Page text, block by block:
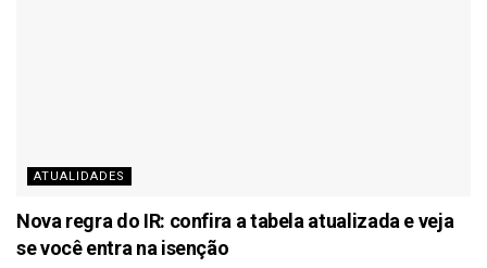
ATUALIDADES
Nova regra do IR: confira a tabela atualizada e veja
se você entra na isenção